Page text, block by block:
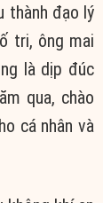
thành đạo lý
tri, ông mai
là dịp đúc
qua, chào
cá nhân và